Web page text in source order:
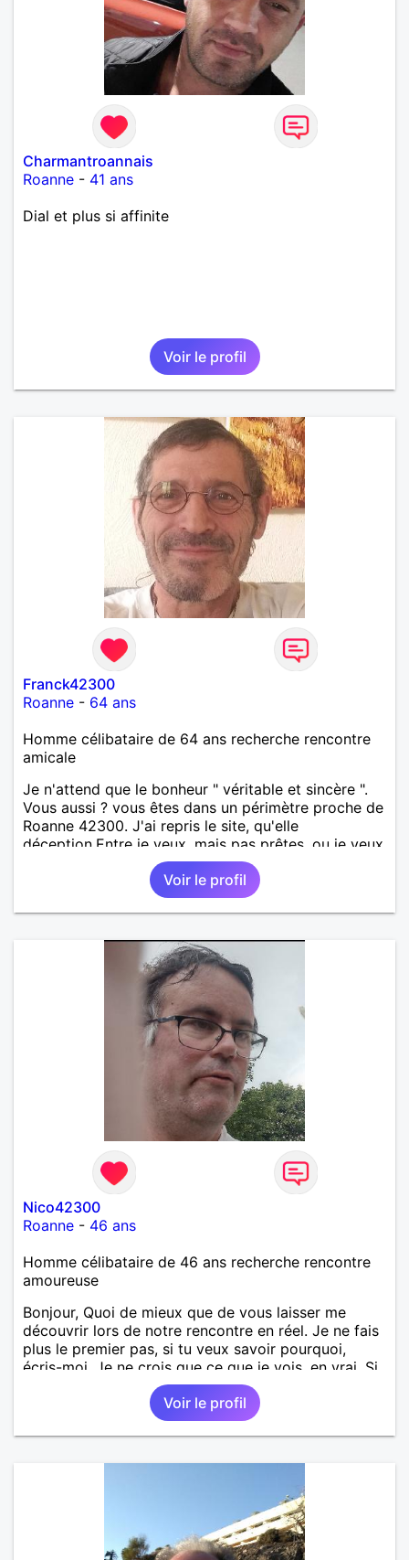
Charmantroannais
Roanne - 41 ans
Dial et plus si affinite
Voir le profil
Franck42300
Roanne - 64 ans
Homme célibataire de 64 ans recherche rencontre
amicale
Je n'attend que le bonheur " véritable et sincère ".
Vous aussi ? vous êtes dans un périmètre proche de
Roanne 42300. J'ai repris le site, qu'elle
déception.Entre je veux, mais pas prêtes. ou je veux
répondre quand quand j'en ais envie. Stop sois on
ais ai là pour partager où retrouver vous!. Une
impression d'être ce que l'on as vécu au temps du
bal qu'elles sont là sur le banc et de ne pas vouloir
pris un abonnement sur 1 mois mais je ne ne
renouvelle pas ?. Gros soucie des abonnées qui ne
veulent ?? Je ne sais quoi ?
Voir le profil
Nico42300
Roanne - 46 ans
Homme célibataire de 46 ans recherche rencontre
amoureuse
Bonjour, Quoi de mieux que de vous laisser me
découvrir lors de notre rencontre en réel. Je ne fais
plus le premier pas, si tu veux savoir pourquoi,
écris-moi. Je ne crois que ce que je vois, en vrai. Si
tu souhaites voir + de photos, envoie-moi un coup
de cœur pour avoir accès à mon album privé, mes
photos de famille et avec mes ami(e)s, entre autres,
sinon c'est que ma vie ne t'intéresse pas. N'hésites
Voir le profil